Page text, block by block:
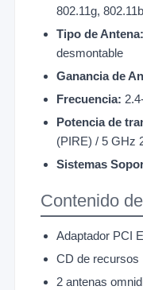
802.11g,
Tipo de Antena:
desmontable
Ganancia de
Frecuencia:
Potencia de
(PIRE) / 5 GHz
Sistemas
Contenido
Adaptador PCI
CD de recursos
2 antenas